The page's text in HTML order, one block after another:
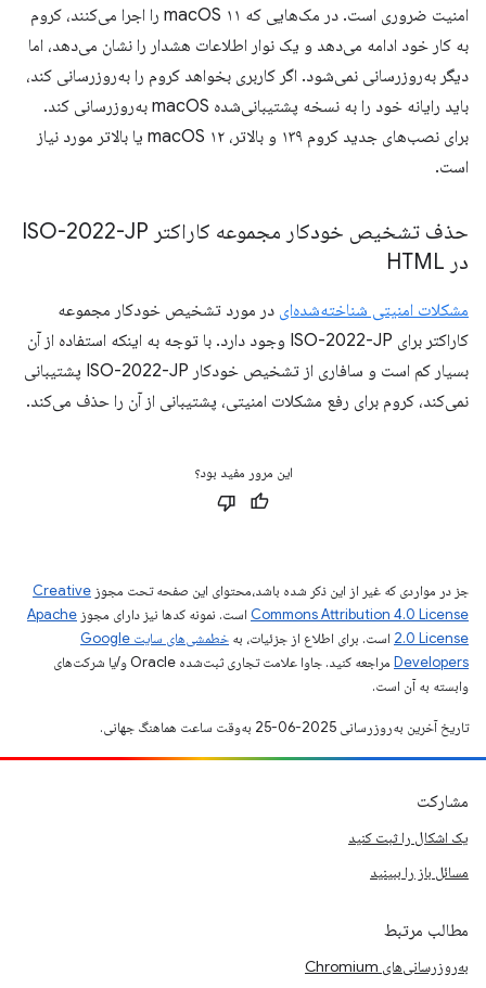
امنیت ضروری است. در مک‌هایی که macOS ۱۱ را اجرا می‌کنند، کروم
به کار خود ادامه می‌دهد و یک نوار اطلاعات هشدار را نشان می‌دهد، اما
دیگر به‌روزرسانی نمی‌شود. اگر کاربری بخواهد کروم را به‌روزرسانی کند،
باید رایانه خود را به نسخه پشتیبانی‌شده macOS به‌روزرسانی کند.
برای نصب‌های جدید کروم ۱۳۹ و بالاتر، macOS ۱۲ یا بالاتر مورد نیاز
است.
حذف تشخیص خودکار مجموعه کاراکتر ISO-2022-JP
در HTML
مشکلات امنیتی شناخته‌شده‌ای در مورد تشخیص خودکار مجموعه
کاراکتر برای ISO-2022-JP وجود دارد. با توجه به اینکه استفاده از آن
بسیار کم است و سافاری از تشخیص خودکار ISO-2022-JP پشتیبانی
نمی‌کند، کروم برای رفع مشکلات امنیتی، پشتیبانی از آن را حذف می‌کند.
این مرور مفید بود؟
جز در مواردی که غیر از این ذکر شده باشد،‌محتوای این صفحه تحت مجوز Creative
Commons Attribution 4.0 License است. نمونه کدها نیز دارای مجوز Apache
2.0 License است. برای اطلاع از جزئیات، به
خطمشی‌های سایت Google
Developers‏
مراجعه کنید. جاوا علامت تجاری ثبت‌شده Oracle و/یا شرکت‌های
وابسته به آن است.
تاریخ آخرین به‌روزرسانی 2025-06-25 به‌وقت ساعت هماهنگ جهانی.
مشارکت
یک اشکال را ثبت کنید
مسائل باز را ببینید
مطالب مرتبط
به‌روزرسانی‌های Chromium